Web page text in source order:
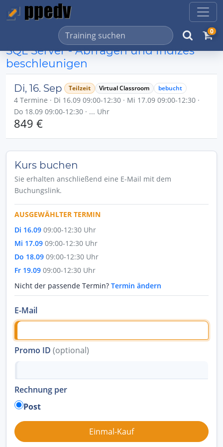
0
SQL Server - Abfragen und Indizes
beschleunigen
Di, 16. Sep Teilzeit Virtual Classroom bebucht
4 Termine · Di 16.09 09:00-12:30 · Mi 17.09 09:00-12:30 ·
Do 18.09 09:00-12:30 · ... Uhr
849 €
Kurs buchen
Sie erhalten anschließend eine E-Mail mit dem
Buchungslink.
AUSGEWÄHLTER TERMIN
Di 16.09 09:00-12:30 Uhr
Mi 17.09 09:00-12:30 Uhr
Do 18.09 09:00-12:30 Uhr
Fr 19.09 09:00-12:30 Uhr
Nicht der passende Termin? Termin ändern
E-Mail
Promo ID (optional)
Rechnung per
Post